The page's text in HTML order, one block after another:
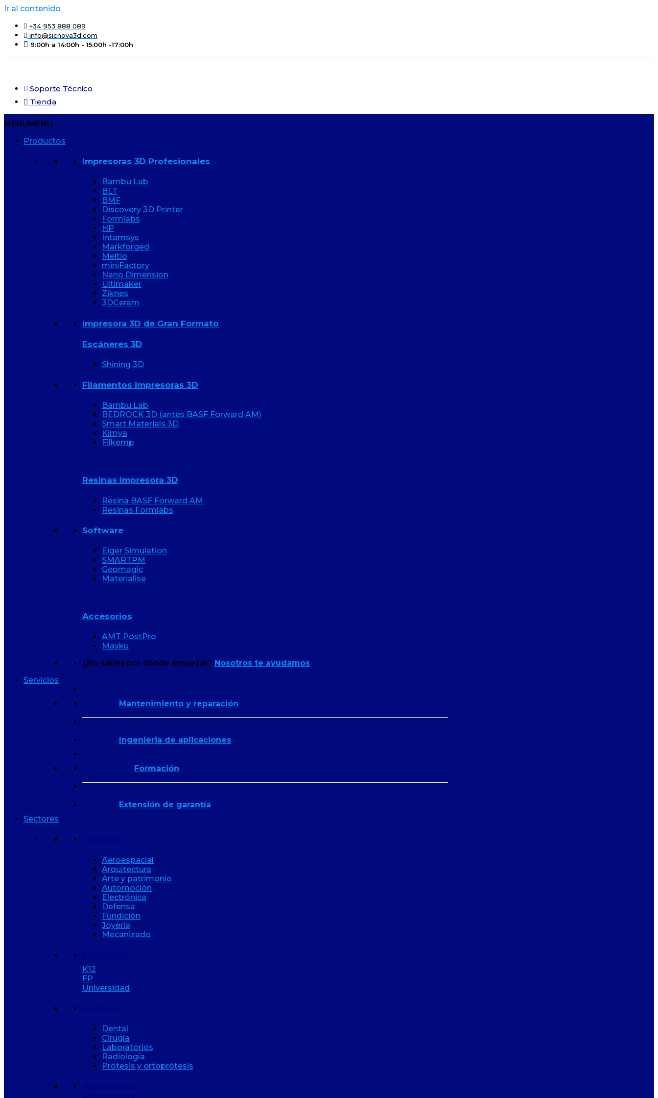
Ir al contenido
+34 953 888 089
info@sicnova3d.com
9:00h a 14:00h - 15:00h -17:00h
Soporte Técnico
Tienda
MENUMENU
Productos
Impresoras 3D Profesionales
Bambu Lab
BLT
BMF
Discovery 3D Printer
Formlabs
HP
Intamsys
Markforged
Meltio
miniFactory
Nano Dimension
Ultimaker
Ziknes
3DCeram
Impresora 3D de Gran Formato
Escáneres 3D
Shining 3D
Filamentos impresoras 3D
Bambu Lab
BEDROCK 3D (antes BASF Forward AM)
Smart Materials 3D
Kimya
Filkemp
Resinas impresora 3D
Resina BASF Forward AM
Resinas Formlabs
Software
Eiger Simulation
SMARTPM
Geomagic
Materialise
Accesorios
AMT PostPro
Mayku
¿No sabes por dónde empezar? Nosotros te ayudamos
Servicios
Mantenimiento y reparación
Ingenieria de aplicaciones
Formación
Extensión de garantía
Sectores
Aeroespacial
Arquitectura
Arte y patrimonio
Automoción
Electrónica
Defensa
Fundición
Joyería
Mecanizado
K12
FP
Universidad
Dental
Cirugía
Laboratorios
Radiología
Prótesis y ortoprótesis